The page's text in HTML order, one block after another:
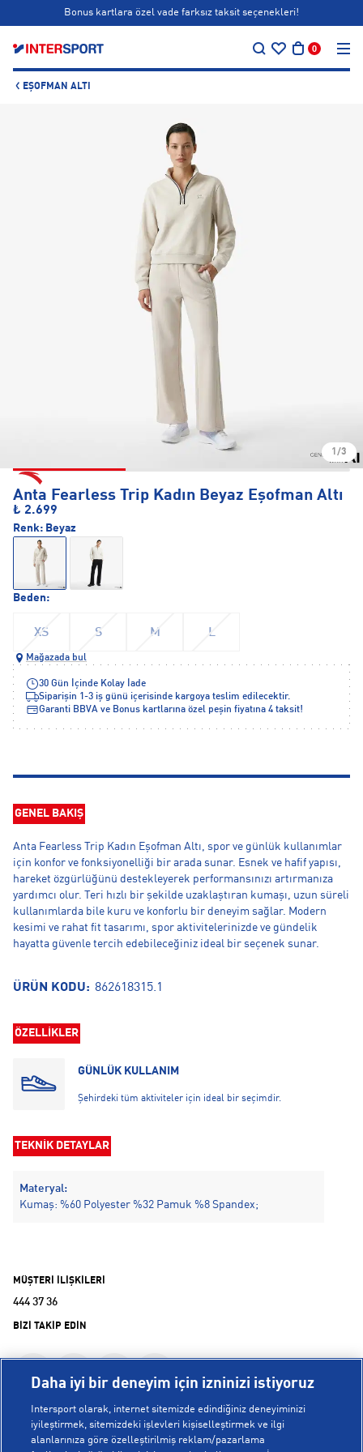
Bonus kartlara özel vade farksız taksit seçenekleri!
Bonus kartlara özel vade farksız taksit seçenekleri!
0
EŞOFMAN ALTI
1/3
Anta Fearless Trip Kadın Beyaz Eşofman Altı
₺ 2.699
Beden:
XS S M L
Renk: Beyaz
Mağazada bul
30 Gün İçinde Kolay İade
Siparişin 1-3 iş günü içerisinde kargoya teslim edilecektir.
Garanti BBVA ve Bonus kartlarına özel peşin fiyatına 4 taksit!
GENEL BAKIŞ
Anta Fearless Trip Kadın Eşofman Altı, spor ve günlük kullanımlar
için konfor ve fonksiyonelliği bir arada sunar. Esnek ve hafif yapısı,
hareket özgürlüğünü destekleyerek performansınızı artırmanıza
yardımcı olur. Teri hızlı bir şekilde uzaklaştıran kumaşı, uzun süreli
kullanımlarda bile kuru ve konforlu bir deneyim sağlar. Modern
kesimi ve rahat fit tasarımı, spor aktivitelerinizde ve gündelik
hayatta güvenle tercih edebileceğiniz ideal bir seçenek sunar.
ÜRÜN KODU: 862618315.1
ÖZELLİKLER
GÜNLÜK KULLANIM
Şehirdeki tüm aktiviteler için ideal bir seçimdir.
TEKNİK DETAYLAR
Materyal:
Kumaş: %60 Polyester %32 Pamuk %8 Spandex;
MÜŞTERİ İLİŞKİLERİ
444 37 36
BİZİ TAKİP EDİN
Daha iyi bir deneyim için izninizi istiyoruz
Intersport olarak, internet sitemizde edindiğiniz deneyiminizi
iyileştirmek, sitemizdeki işlevleri kişiselleştirmek ve ilgi
alanlarınıza göre özelleştirilmiş reklam/pazarlama